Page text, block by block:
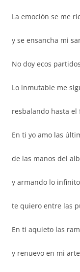
La emoción se me
y se ensancha mi
No doy ecos
Lo inmutable me
resbalando hasta
En ti yo amo las
de las manos del
y armando lo infinito
te quiero entre las
En ti aquieto las
y renuevo en mi